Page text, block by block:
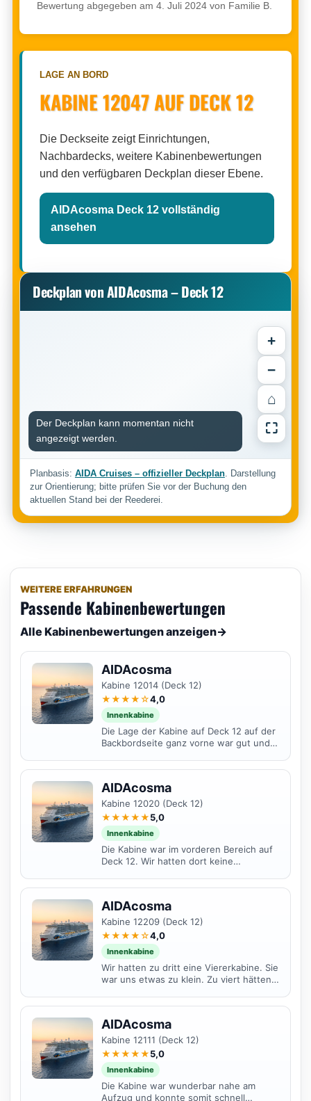
Bewertung abgegeben am 4. Juli 2024 von Familie B.
LAGE AN BORD
KABINE 12047 AUF DECK 12
Die Deckseite zeigt Einrichtungen,
Nachbardecks, weitere Kabinenbewertungen
und den verfügbaren Deckplan dieser Ebene.
AIDAcosma Deck 12 vollständig
ansehen
Deckplan von AIDAcosma – Deck 12
+
−
⌂
⛶
Der Deckplan kann momentan nicht
angezeigt werden.
Planbasis: AIDA Cruises – offizieller Deckplan. Darstellung
zur Orientierung; bitte prüfen Sie vor der Buchung den
aktuellen Stand bei der Reederei.
WEITERE ERFAHRUNGEN
Passende Kabinenbewertungen
Alle Kabinenbewertungen anzeigen→
AIDAcosma
Kabine 12014 (Deck 12)
★★★★☆4,0
Innenkabine
Die Lage der Kabine auf Deck 12 auf der
Backbordseite ganz vorne war gut und
AIDAcosma
Kabine 12020 (Deck 12)
★★★★★5,0
Innenkabine
Die Kabine war im vorderen Bereich auf
Deck 12. Wir hatten dort keine
AIDAcosma
Kabine 12209 (Deck 12)
★★★★☆4,0
Innenkabine
Wir hatten zu dritt eine Viererkabine. Sie
war uns etwas zu klein. Zu viert hätten
AIDAcosma
Kabine 12111 (Deck 12)
★★★★★5,0
Innenkabine
Die Kabine war wunderbar nahe am
Aufzug und konnte somit schnell